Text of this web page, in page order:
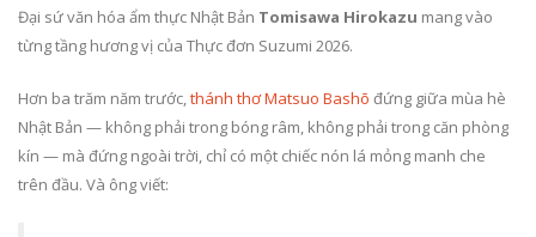
Đại sứ văn hóa ẩm thực Nhật Bản Tomisawa Hirokazu mang vào
từng tầng hương vị của Thực đơn Suzumi 2026.
Hơn ba trăm năm trước,thánh thơ Matsuo Bashō đứng giữa mùa hè
Nhật Bản — không phải trong bóng râm, không phải trong căn phòng
kín — mà đứng ngoài trời, chỉ có một chiếc nón lá mỏng manh che
trên đầu. Và ông viết: